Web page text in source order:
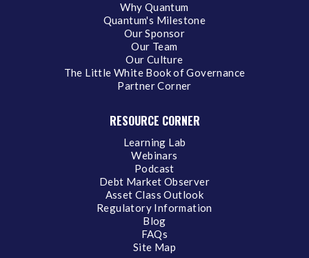
Why Quantum
Quantum's Milestone
Our Sponsor
Our Team
Our Culture
The Little White Book of Governance
Partner Corner
RESOURCE CORNER
Learning Lab
Webinars
Podcast
Debt Market Observer
Asset Class Outlook
Regulatory Information
Blog
FAQs
Site Map